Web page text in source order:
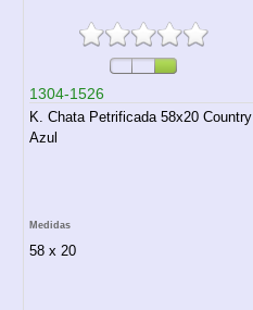
1304-1526
K. Chata Petrificada 58x20 Country
Azul
Medidas
58 x 20